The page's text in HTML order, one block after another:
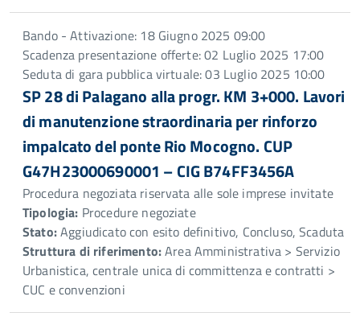
Bando - Attivazione: 18 Giugno 2025 09:00
Scadenza presentazione offerte: 02 Luglio 2025 17:00
Seduta di gara pubblica virtuale: 03 Luglio 2025 10:00
SP 28 di Palagano alla progr. KM 3+000. Lavori
di manutenzione straordinaria per rinforzo
impalcato del ponte Rio Mocogno. CUP
G47H23000690001 – CIG B74FF3456A
Procedura negoziata riservata alle sole imprese invitate
Tipologia: Procedure negoziate
Stato:Aggiudicato con esito definitivo, Concluso, Scaduta
Struttura di riferimento:Area Amministrativa > Servizio
Urbanistica, centrale unica di committenza e contratti >
CUC e convenzioni